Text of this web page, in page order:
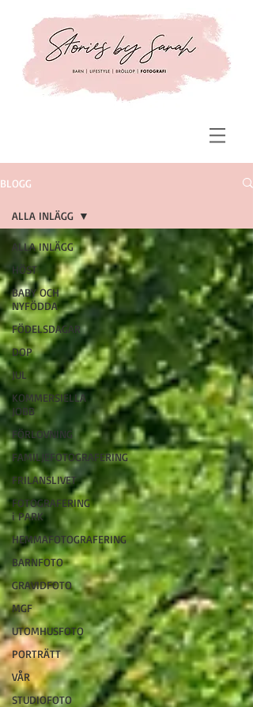
BLOGG
ALLA INLÄGG
HÖST
BABY OCH
NYFÖDDA
FÖDELSDAGAR
DOP
JUL
KOMMERSIELLA
JOBB
FÖRLOVNING
FAMILJEFOTOGRAFERING
FRILANSLIVET
FOTOGRAFERING
i PARK
HEMMAFOTOGRAFERING
BARNFOTO
GRAVIDFOTO
MGF
UTOMHUSFOTO
PORTRÄTT
VÅR
STUDIOFOTO
ALLA INLÄGG